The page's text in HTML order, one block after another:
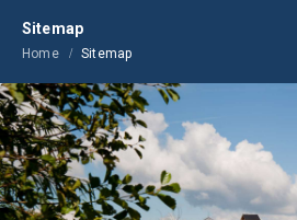
Sitemap
Home Sitemap